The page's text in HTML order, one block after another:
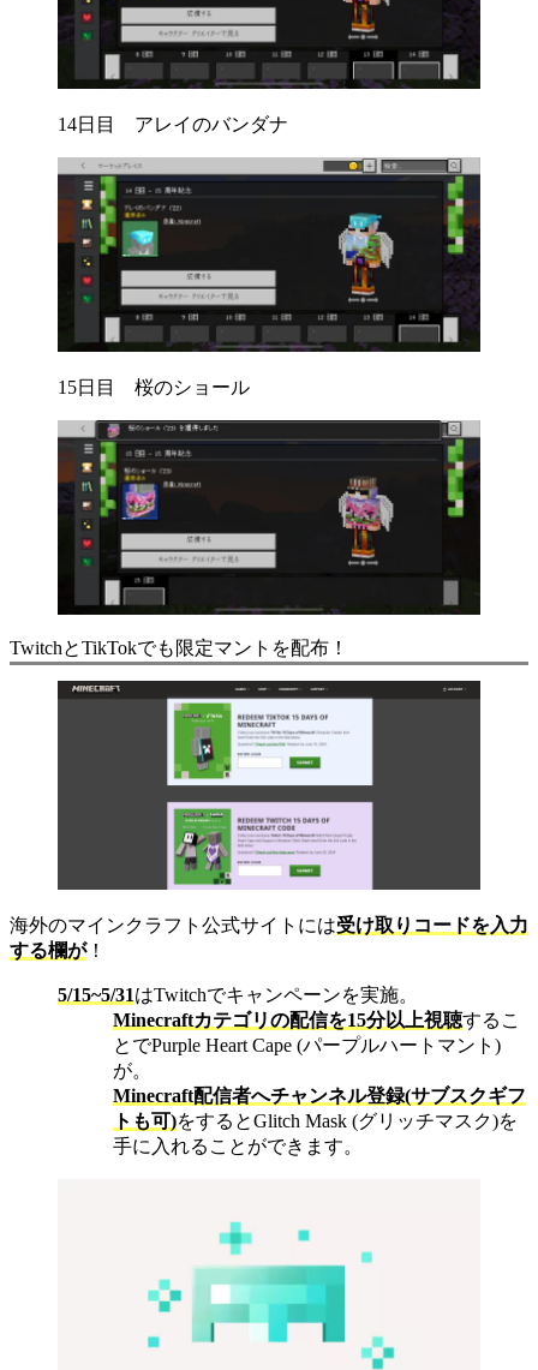
14日目 アレイのバンダナ
15日目 桜のショール
TwitchとTikTokでも限定マントを配布！
海外のマインクラフト公式サイトには受け取りコードを入力
する欄が！
5/15~5/31はTwitchでキャンペーンを実施。
Minecraftカテゴリの配信を15分以上視聴するこ
とでPurple Heart Cape (パープルハートマント)
が。
Minecraft配信者へチャンネル登録(サブスクギフ
トも可)をするとGlitch Mask (グリッチマスク)を
手に入れることができます。